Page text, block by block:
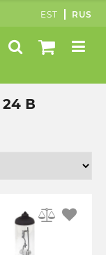
EST RUS
В